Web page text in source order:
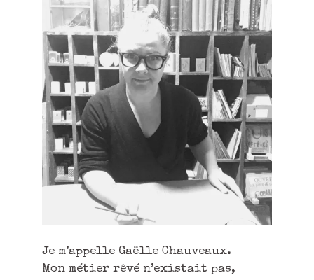
Je m’appelle Gaëlle Chauveaux.
Mon métier rêvé n’existait pas,